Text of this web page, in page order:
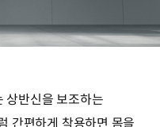
상반신을 보조하는
간편하게 착용하면 몸을